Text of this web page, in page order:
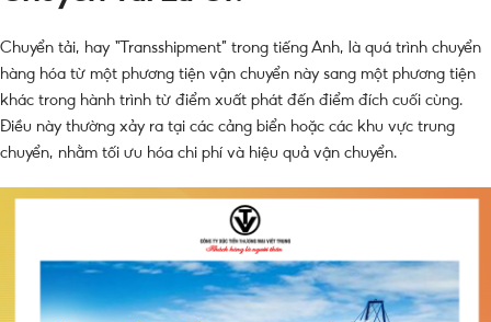
Chuyển tải, hay “Transshipment” trong tiếng Anh, là quá trình chuyển
hàng hóa từ một phương tiện vận chuyển này sang một phương tiện
khác trong hành trình từ điểm xuất phát đến điểm đích cuối cùng.
Điều này thường xảy ra tại các cảng biển hoặc các khu vực trung
chuyển, nhằm tối ưu hóa chi phí và hiệu quả vận chuyển.